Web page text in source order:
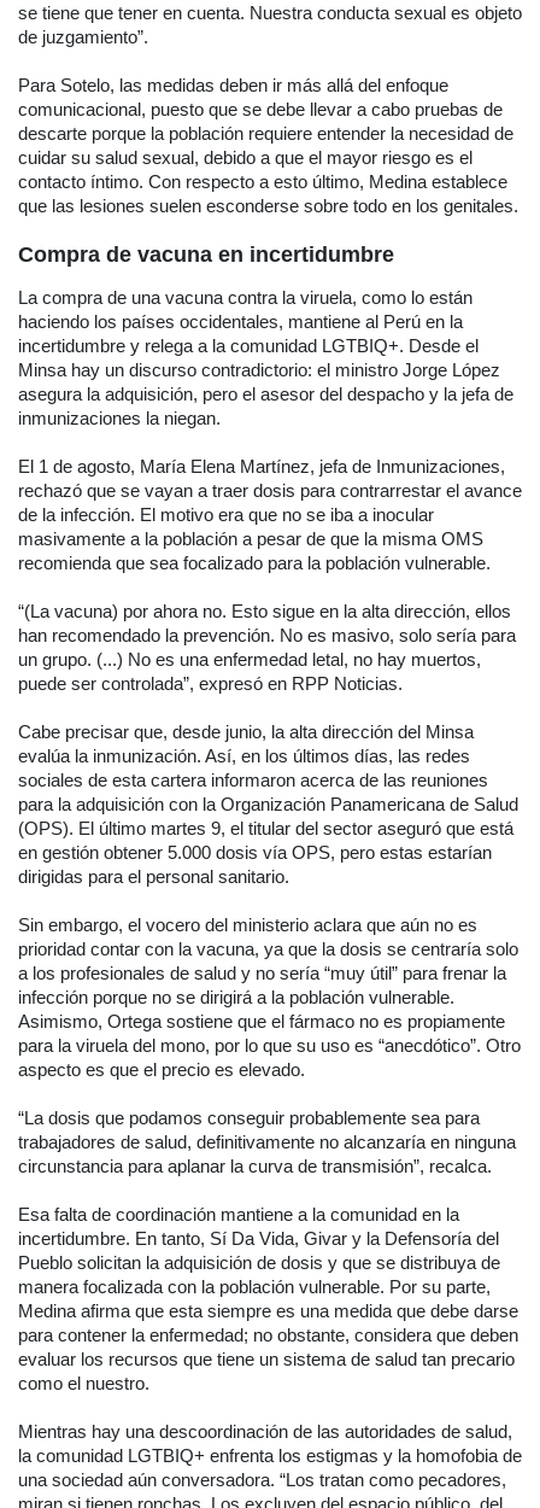
se tiene que tener en cuenta. Nuestra conducta sexual es objeto
de juzgamiento”.
Para Sotelo, las medidas deben ir más allá del enfoque
comunicacional, puesto que se debe llevar a cabo pruebas de
descarte porque la población requiere entender la necesidad de
cuidar su salud sexual, debido a que el mayor riesgo es el
contacto íntimo. Con respecto a esto último, Medina establece
que las lesiones suelen esconderse sobre todo en los genitales.
Compra de vacuna en incertidumbre
La compra de una vacuna contra la viruela, como lo están
haciendo los países occidentales, mantiene al Perú en la
incertidumbre y relega a la comunidad LGTBIQ+. Desde el
Minsa hay un discurso contradictorio: el ministro Jorge López
asegura la adquisición, pero el asesor del despacho y la jefa de
inmunizaciones la niegan.
El 1 de agosto, María Elena Martínez, jefa de Inmunizaciones,
rechazó que se vayan a traer dosis para contrarrestar el avance
de la infección. El motivo era que no se iba a inocular
masivamente a la población a pesar de que la misma OMS
recomienda que sea focalizado para la población vulnerable.
“(La vacuna) por ahora no. Esto sigue en la alta dirección, ellos
han recomendado la prevención. No es masivo, solo sería para
un grupo. (...) No es una enfermedad letal, no hay muertos,
puede ser controlada”, expresó en RPP Noticias.
Cabe precisar que, desde junio, la alta dirección del Minsa
evalúa la inmunización. Así, en los últimos días, las redes
sociales de esta cartera informaron acerca de las reuniones
para la adquisición con la Organización Panamericana de Salud
(OPS). El último martes 9, el titular del sector aseguró que está
en gestión obtener 5.000 dosis vía OPS, pero estas estarían
dirigidas para el personal sanitario.
Sin embargo, el vocero del ministerio aclara que aún no es
prioridad contar con la vacuna, ya que la dosis se centraría solo
a los profesionales de salud y no sería “muy útil” para frenar la
infección porque no se dirigirá a la población vulnerable.
Asimismo, Ortega sostiene que el fármaco no es propiamente
para la viruela del mono, por lo que su uso es “anecdótico”. Otro
aspecto es que el precio es elevado.
“La dosis que podamos conseguir probablemente sea para
trabajadores de salud, definitivamente no alcanzaría en ninguna
circunstancia para aplanar la curva de transmisión”, recalca.
Esa falta de coordinación mantiene a la comunidad en la
incertidumbre. En tanto, Sí Da Vida, Givar y la Defensoría del
Pueblo solicitan la adquisición de dosis y que se distribuya de
manera focalizada con la población vulnerable. Por su parte,
Medina afirma que esta siempre es una medida que debe darse
para contener la enfermedad; no obstante, considera que deben
evaluar los recursos que tiene un sistema de salud tan precario
como el nuestro.
Mientras hay una descoordinación de las autoridades de salud,
la comunidad LGTBIQ+ enfrenta los estigmas y la homofobia de
una sociedad aún conversadora. “Los tratan como pecadores,